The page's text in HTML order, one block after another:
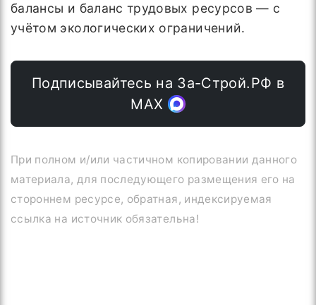
балансы и баланс трудовых ресурсов — с
учётом экологических ограничений.
Подписывайтесь на За-Строй.РФ в
МАХ
При полном и/или частичном копировании данного
материала, для последующего размещения его на
стороннем ресурсе, обратная, индексируемая
ссылка на источник обязательна!